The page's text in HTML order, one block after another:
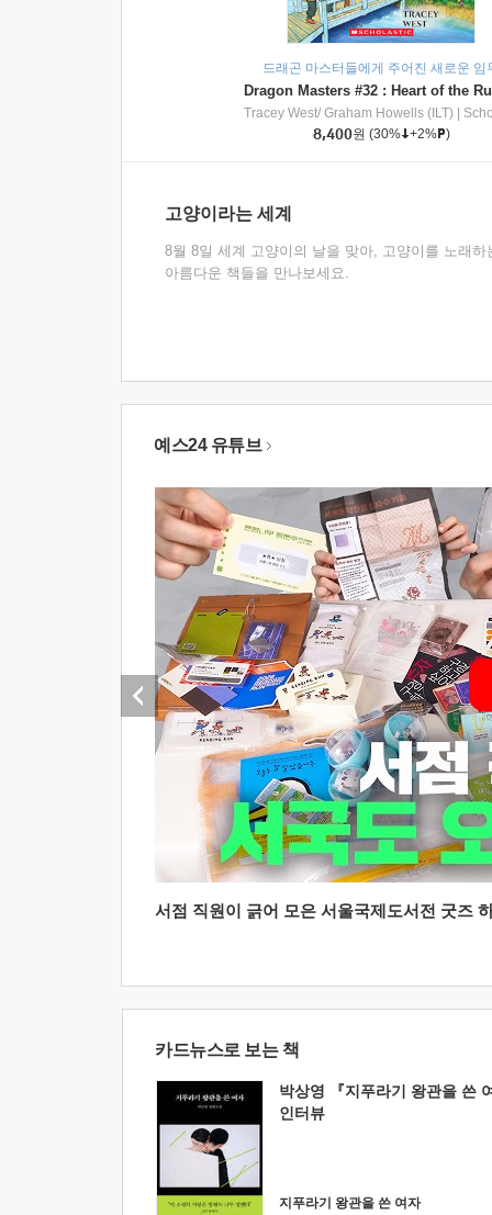
드래곤 마스터들에게 주어진 새로운 임
Tracey West/ Graham Howells (ILT)
8,400원 (30% +2% )
고양이라는 세계
8월 8일 세계 고양이의 날을 맞아, 고양이를 노래하
아름다운 책들을 만나보세요.
예스24 유튜브
서점 직원이 긁어 모은 서울국제도서전 굿즈
카드뉴스로 보는 책
박상영 『지푸라기 왕관을 쓴
인터뷰
지푸라기 왕관을 쓴 여자